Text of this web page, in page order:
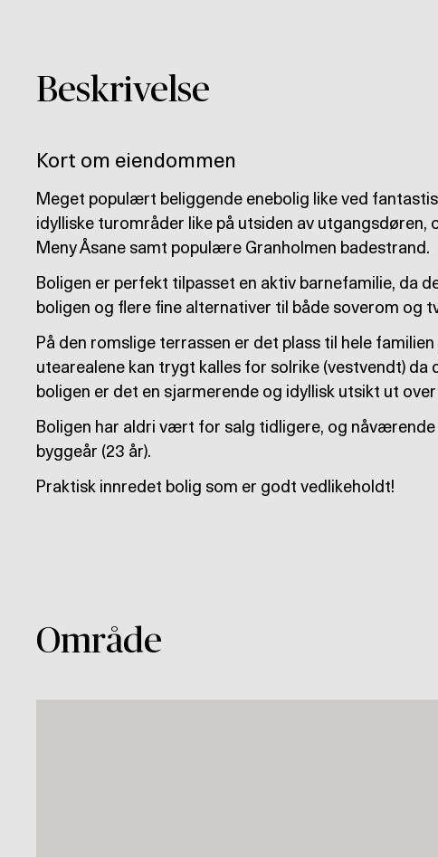
Beskrivelse
Kort om eiendommen
Meget populært beliggende enebolig like ved
idylliske turområder like på utsiden av utgangsdøren,
Meny Åsane samt populære Granholmen badestrand.
Boligen er perfekt tilpasset en aktiv barnefamilie, da
boligen og flere fine alternativer til både soverom og
På den romslige terrassen er det plass til hele
utearealene kan trygt kalles for solrike (vestvendt) da
boligen er det en sjarmerende og idyllisk utsikt ut
Boligen har aldri vært for salg tidligere, og nåværende
byggeår (23 år).
Praktisk innredet bolig som er godt vedlikeholdt!
Område